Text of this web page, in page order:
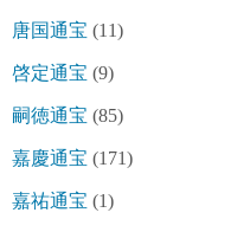
唐国通宝 (11)
啓定通宝 (9)
嗣徳通宝 (85)
嘉慶通宝 (171)
嘉祐通宝 (1)